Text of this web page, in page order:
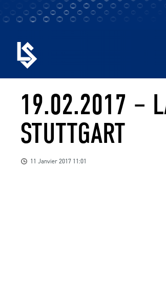
19.02.2017 –
STUTTGART
11 Janvier 2017 11:01